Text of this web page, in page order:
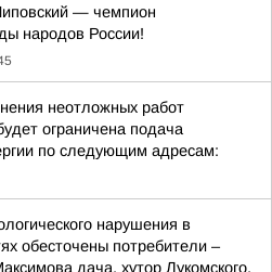
— чемпион
народов России!
неотложных работ
ограничена подача
по следующим адресам:
нарушения в
обесточены потребители –
дача, хутор Лукомского,